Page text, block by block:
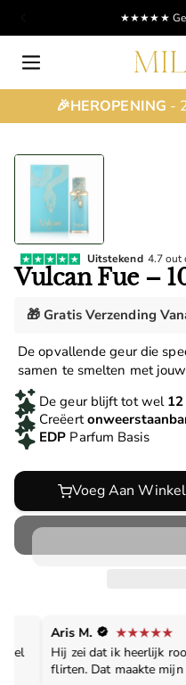
★★★★★
🎉HEROPENING -
Uitstekend 4.7 out
Vulcan Fue –
🎁 Gratis Verzending
De opvallende geur die
samen te smelten met
De geur blijft tot wel
Creëert
EDP Parfum Basis
Voeg Aan
Aris M.
Hij zei dat ik heerlijk
flirten. Dat maakte